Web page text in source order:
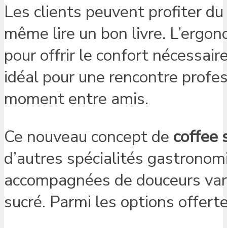
Les clients peuvent profiter
même lire un bon livre.
pour offrir le confort
idéal pour une rencontre
moment entre amis.
Ce nouveau concept de coffee
d’autres spécialités
accompagnées de douceurs
sucré. Parmi les options